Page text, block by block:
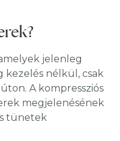
jelenleg
kezelés nélkül, csak
A kompressziós
megjelenésének
tünetek